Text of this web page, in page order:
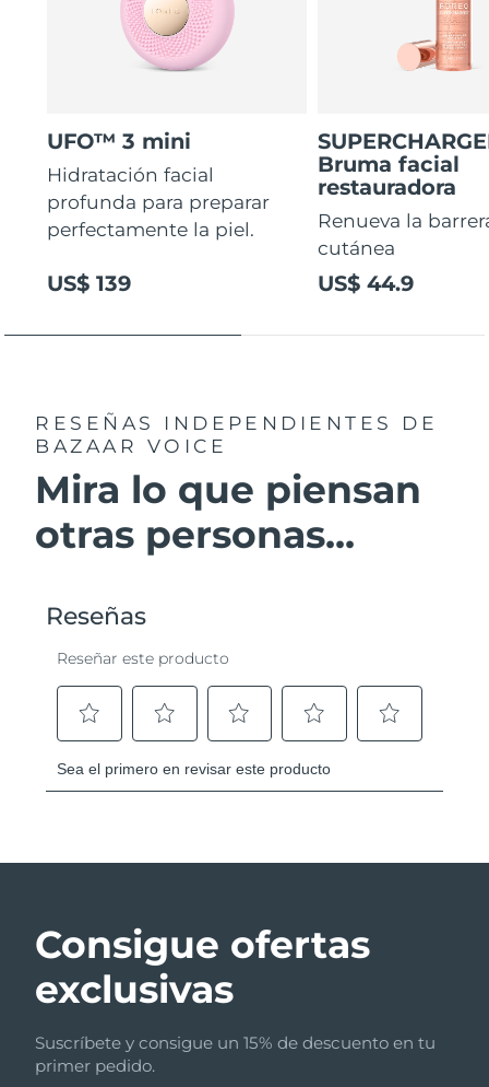
UFO™ 3 mini
Hidratación facial
profunda para preparar
perfectamente la piel.
US$ 139
Bruma facial
restauradora
Renueva la
cutánea
US$ 44.9
RESEÑAS INDEPENDIENTES
DE
BAZAAR VOICE
Mira lo que piensan
otras personas...
Consigue ofertas
exclusivas
Suscríbete y consigue un 15% de descuento en tu
primer pedido.